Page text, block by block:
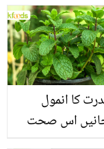
اینٹی آکسیڈنٹس
اس سبزی کے
کا انمول
اس صحت